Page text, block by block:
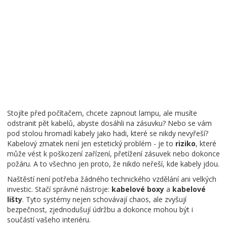
Stojíte před počítačem, chcete zapnout lampu, ale musíte
odstranit pět kabelů, abyste dosáhli na zásuvku? Nebo se vám
pod stolou hromadí kabely jako hadi, které se nikdy nevyřeší?
Kabelový zmatek není jen estetický problém - je to riziko, které
může vést k poškození zařízení, přetížení zásuvek nebo dokonce
požáru. A to všechno jen proto, že nikdo neřeší, kde kabely jdou.
Naštěstí není potřeba žádného technického vzdělání ani velkých
investic. Stačí správné nástroje: kabelové boxy a kabelové
lišty. Tyto systémy nejen schovávají chaos, ale zvyšují
bezpečnost, zjednodušují údržbu a dokonce mohou být i
součástí vašeho interiéru.